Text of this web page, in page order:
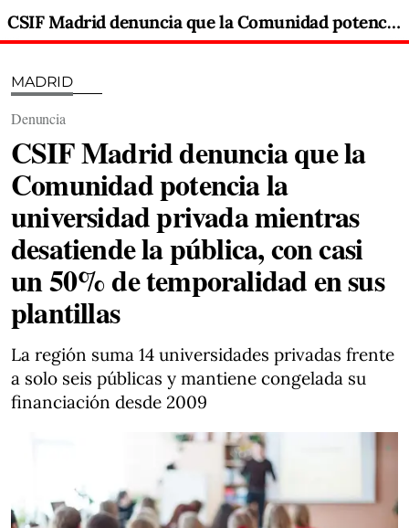
CSIF Madrid denuncia que la Comunidad potencia la universidad privada mientras desatiende la pública, con casi un 50% de temporalidad en sus plantillas
MADRID
Denuncia
CSIF Madrid denuncia que la
Comunidad potencia la
universidad privada mientras
desatiende la pública, con casi
un 50% de temporalidad en sus
plantillas
La región suma 14 universidades privadas frente
a solo seis públicas y mantiene congelada su
financiación desde 2009